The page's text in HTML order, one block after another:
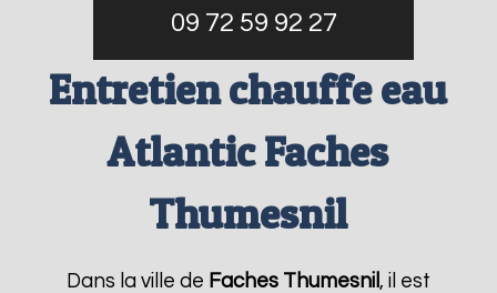
09 72 59 92 27
Entretien chauffe eau
Atlantic Faches
Thumesnil
Dans la ville de Faches Thumesnil , il est